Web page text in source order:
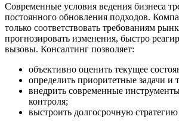
Современные условия ведения бизнеса
постоянного обновления подходов.
только соответствовать требованиям
прогнозировать изменения, быстро
вызовы. Консалтинг позволяет:
объективно оценить текущее
определить приоритетные задачи и
внедрить современные
контроля;
выстроить долгосрочную стратегию